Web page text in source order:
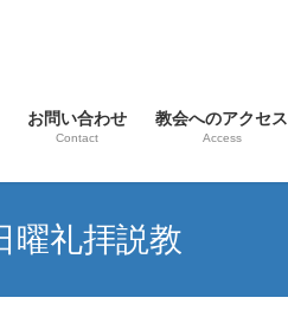
お問い合わせ
Contact
教会へのアクセス
Access
曜礼拝説教